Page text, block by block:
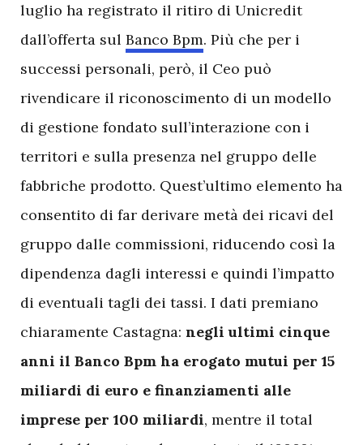
luglio ha registrato il ritiro di Unicredit
dall’offerta sul Banco Bpm. Più che per i
successi personali, però, il Ceo può
rivendicare il riconoscimento di un modello
di gestione fondato sull’interazione con i
territori e sulla presenza nel gruppo delle
fabbriche prodotto. Quest’ultimo elemento ha
consentito di far derivare metà dei ricavi del
gruppo dalle commissioni, riducendo così la
dipendenza dagli interessi e quindi l’impatto
di eventuali tagli dei tassi. I dati premiano
chiaramente Castagna: negli ultimi cinque
anni il Banco Bpm ha erogato mutui per 15
miliardi di euro e finanziamenti alle
imprese per 100 miliardi, mentre il total